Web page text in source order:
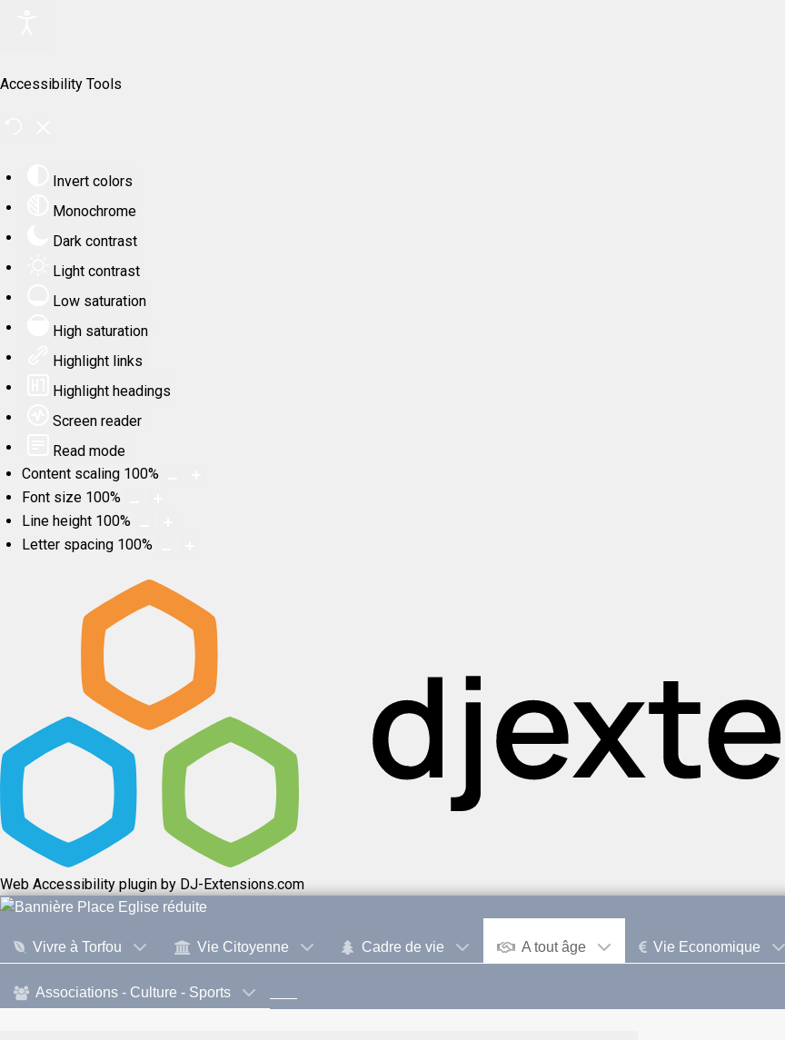
Accessibility Tools
Invert colors
Monochrome
Dark contrast
Light contrast
Low saturation
High saturation
Highlight links
Highlight headings
Screen reader
Read mode
Content scaling 100%
Font size 100%
Line height 100%
Letter spacing 100%
Web Accessibility plugin by DJ-Extensions.com
Vivre à Torfou Vie Citoyenne Cadre de vie A tout âge Vie Economique
Associations - Culture - Sports